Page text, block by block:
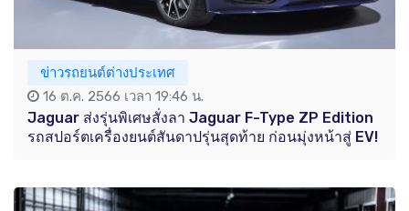
ข่าวรถยนต์ต่างประเทศ
16 ต.ค. 2566 เวลา 19:46 น.
Jaguar ส่งรุ่นพิเศษสั่งลา Jaguar F-Type ZP Edition
รถสปอร์ตเครื่องยนต์สันดาปรุ่นสุดท้าย ก่อนมุ่งหน้าสู่ EV!